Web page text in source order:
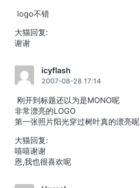
logo不错
大猫回复:
谢谢
icyflash
2007-08-28 17:14
刚开到标题还以为是MONO呢
非常漂亮的LOGO
第一张照片阳光穿过树叶真的漂亮呢
大猫回复:
嘻嘻谢谢
恩,我也很喜欢呢